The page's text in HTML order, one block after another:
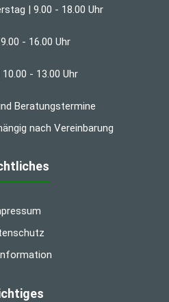
| 9.00 - 18.00 Uhr
- 16.00 Uhr
- 13.00 Uhr
Beratungstermine
nach Vereinbarung